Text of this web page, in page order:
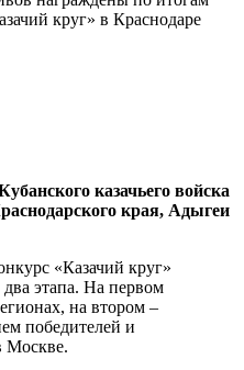
казачьего войска
края, Адыгеи
«Казачий круг»
этапа. На первом
на втором –
победителей и
Москве.